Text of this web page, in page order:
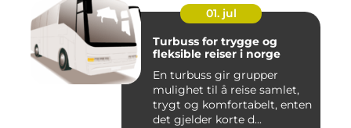
01. jul
Turbuss for trygge og
fleksible reiser i norge
En turbuss gir grupper
mulighet til å reise samlet,
trygt og komfortabelt, enten
det gjelder korte d...